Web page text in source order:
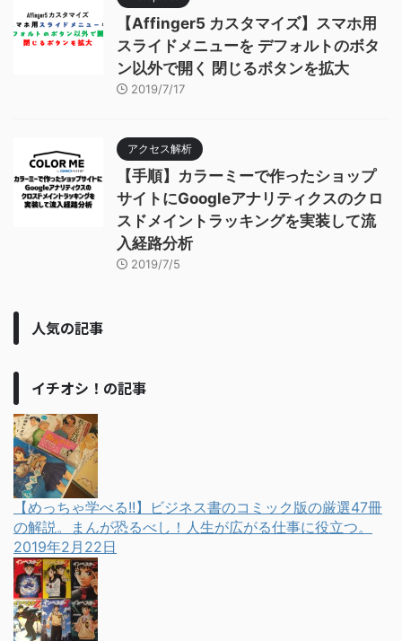
【Affinger5 カスタマイズ】スマホ用
スライドメニューを デフォルトのボタ
ン以外で開く 閉じるボタンを拡大
2019/7/17
アクセス解析
【手順】カラーミーで作ったショップ
サイトにGoogleアナリティクスのクロ
スドメイントラッキングを実装して流
入経路分析
2019/7/5
人気の記事
イチオシ！の記事
【めっちゃ学べる!!】ビジネス書のコミック版の厳選47冊
の解説。まんが恐るべし！人生が広がる仕事に役立つ。
2019年2月22日